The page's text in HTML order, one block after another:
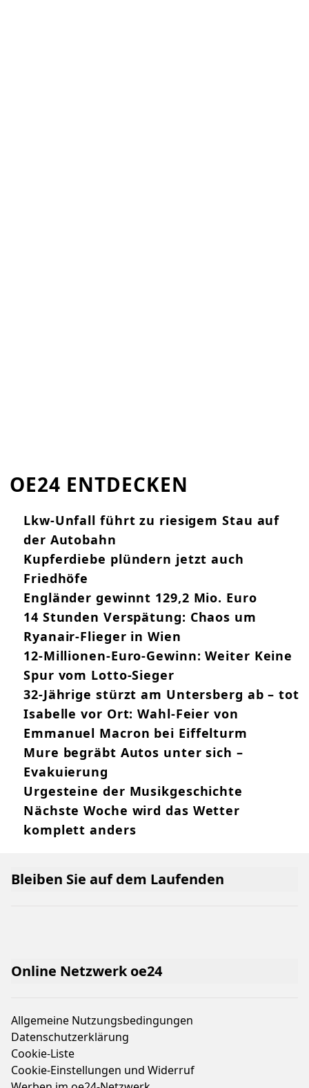
OE24 ENTDECKEN
Lkw-Unfall führt zu riesigem Stau auf
der Autobahn
Kupferdiebe plündern jetzt auch
Friedhöfe
Engländer gewinnt 129,2 Mio. Euro
14 Stunden Verspätung: Chaos um
Ryanair-Flieger in Wien
12-Millionen-Euro-Gewinn: Weiter Keine
Spur vom Lotto-Sieger
32-Jährige stürzt am Untersberg ab – tot
Isabelle vor Ort: Wahl-Feier von
Emmanuel Macron bei Eiffelturm
Mure begräbt Autos unter sich –
Evakuierung
Urgesteine der Musikgeschichte
Nächste Woche wird das Wetter
komplett anders
Online Netzwerk oe24
Allgemeine Nutzungsbedingungen
Datenschutzerklärung
Cookie-Liste
Cookie-Einstellungen und Widerruf
Bleiben Sie auf dem Laufenden